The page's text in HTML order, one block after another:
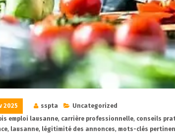
2025 sspta
Uncategorized
emploi lausanne, carrière professionnelle, conseils
, lausanne, légitimité des annonces, mots-clés